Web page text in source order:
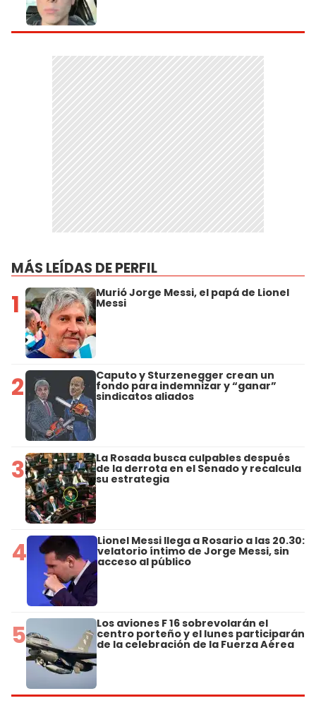
MÁS LEÍDAS DE PERFIL
1 Murió Jorge Messi, el papá de Lionel
Messi
2 Caputo y Sturzenegger crean un
fondo para indemnizar y “ganar”
sindicatos aliados
3 La Rosada busca culpables después
de la derrota en el Senado y recalcula
su estrategia
4 Lionel Messi llega a Rosario a las 20.30:
velatorio íntimo de Jorge Messi, sin
acceso al público
5 Los aviones F 16 sobrevolarán el
centro porteño y el lunes participarán
de la celebración de la Fuerza Aérea